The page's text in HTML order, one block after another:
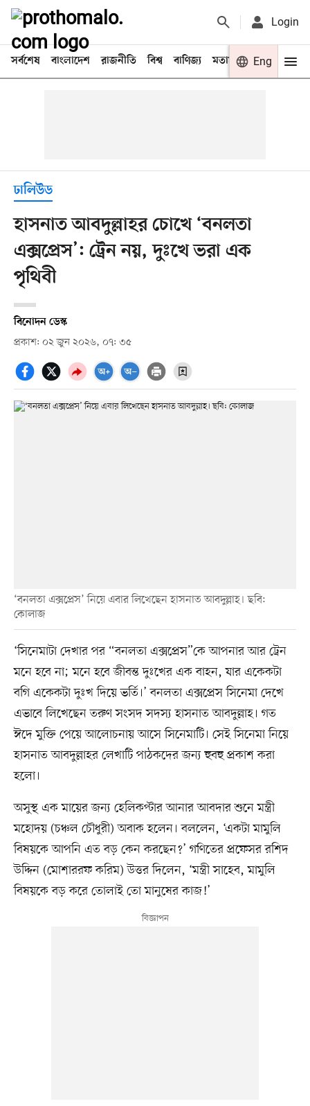
Login
সর্বশেষ বাংলাদেশ রাজনীতি বিশ্ব বাণিজ্য মতামত খেলা
Eng
ঢালিউড
হাসনাত আবদুল্লাহর চোখে ‘বনলতা
এক্সপ্রেস’: ট্রেন নয়, দুঃখে ভরা এক
পৃথিবী
বিনোদন ডেস্ক
প্রকাশ: ০২ জুন ২০২৬, ০৭: ৩৫
‘বনলতা এক্সপ্রেস’ নিয়ে এবার লিখেছেন হাসনাত আবদুল্লাহ। ছবি:
কোলাজ
‘সিনেমাটা দেখার পর “বনলতা এক্সপ্রেস”কে আপনার আর ট্রেন
মনে হবে না; মনে হবে জীবন্ত দুঃখের এক বাহন, যার একেকটা
বগি একেকটা দুঃখ দিয়ে ভর্তি।’ বনলতা এক্সপ্রেস সিনেমা দেখে
এভাবে লিখেছেন তরুণ সংসদ সদস্য হাসনাত আবদুল্লাহ। গত
ঈদে মুক্তি পেয়ে আলোচনায় আসে সিনেমাটি। সেই সিনেমা নিয়ে
হাসনাত আবদুল্লাহর লেখাটি পাঠকদের জন্য হুবহু প্রকাশ করা
হলো।
অসুস্থ এক মায়ের জন্য হেলিকপ্টার আনার আবদার শুনে মন্ত্রী
মহোদয় (চঞ্চল চৌধুরী) অবাক হলেন। বললেন, ‘একটা মামুলি
বিষয়কে আপনি এত বড় কেন করছেন?’ গণিতের প্রফেসর রশিদ
উদ্দিন (মোশাররফ করিম) উত্তর দিলেন, ‘মন্ত্রী সাহেব, মামুলি
বিষয়কে বড় করে তোলাই তো মানুষের কাজ!’